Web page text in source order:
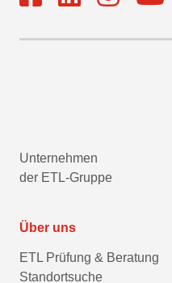
Unternehmen
der ETL-Gruppe
Über uns
ETL Prüfung & Beratung
Standortsuche